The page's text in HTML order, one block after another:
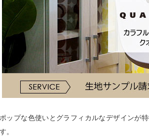
ポップな色使いとグラフィカルなデザインが
す。